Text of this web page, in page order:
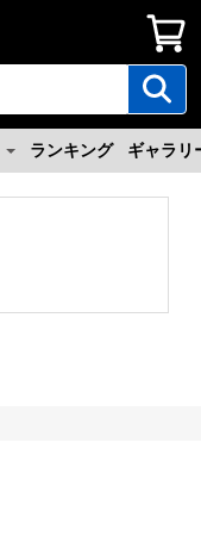
ランキング ギャラリ